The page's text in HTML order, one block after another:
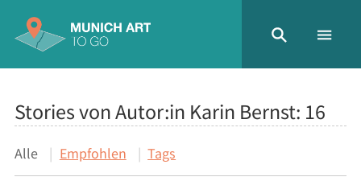
Stories von Autor:in Karin Bernst: 16
Alle Empfohlen Tags